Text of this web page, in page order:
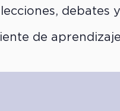
debates
de